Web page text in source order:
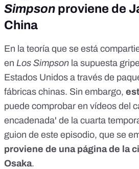
Simpson proviene de
China
En la teoría que se está
en Los Simpson la supuesta
Estados Unidos a través de
fábricas chinas. Sin embargo,
puede comprobar en vídeos del
encadenada' de la cuarta
guion de este episodio, que se
proviene de una página de la
Osaka.